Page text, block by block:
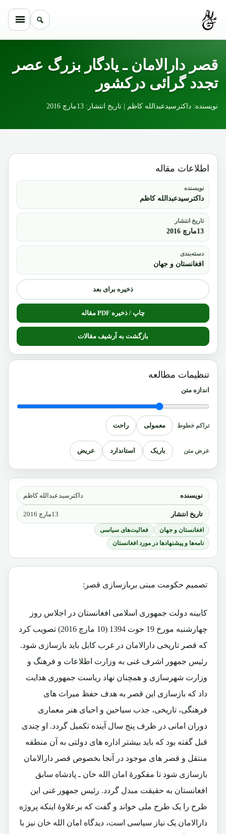
قصر دارالامان ـ یادگار بزرگ عصر
تجدد گرائی درکشور
نویسنده: داکترسیدعبدالله کاظم | تاریخ انتشار: 13مارچ 2016
نویسنده داکترسیدعبدالله کاظم
تاریخ انتشار 13مارچ 2016
افغانستان و جهان
فعالیت‌های سیاسی
نامه‌ها و پیشنهادها در مورد افغانستان
تصمیم حکومت مبنی بربازسازی قصر:
کابینه دولت جمهوری اسلامی افغانستان در اجلاس روز
چهارشنبه مورخ 19 حوت 1394 (10 مارچ 2016) تصویب کرد
که قصر تاریخی دارالامان در غرب کابل باید بازسازی شود.
رئیس جمهور اشرف غنی به وزارت اطلاعات و فرهنگ و
وزارت شهرسازی و همچنان نهاد ریاست جمهوری هدایت
داد که بازسازی این قصر به هدف حفظ میراث های
فرهنگی، تاریخی، جذب سیاحین و احیای هنر معماری
دوران امانی در ظرف پنج سال آینده تکمیل گردد. او چندی
قبل گفته بود که باید بیشتر اداره های دولتی به آن منطقه
منتقل و قصر های موجود در آنجا بخصوص قصر دارالامان
بازسازی شود تا مفکورۀ امان الله خان ـ پادشاه سابق
افغانستان به حقیقت مبدل گردد. رئیس جمهور غنی این
طرح را یک طرح ملی خواند و گفت که برعلاوۀ اینکه پروژه
دارالامان یک نیاز سیاسی است، دیدگاه امان الله خان نیز با
اطلاعات مقاله
نویسنده
داکترسیدعبدالله کاظم
تاریخ انتشار
13مارچ 2016
دسته‌بندی
افغانستان و جهان
ذخیره برای بعد
چاپ / ذخیره PDF مقاله
بازگشت به آرشیف مقالات
تنظیمات مطالعه
اندازه متن
تراکم خطوط معمولی راحت
عرض متن باریک استاندارد عریض